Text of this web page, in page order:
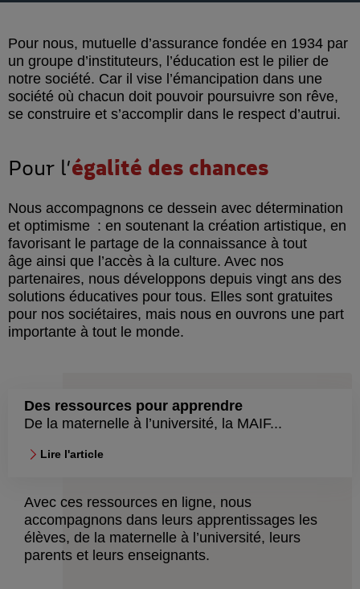
Pour nous, mutuelle d’assurance fondée en 1934 par
un groupe d’instituteurs, l’éducation est le pilier de
notre société. Car il vise l’émancipation dans une
société où chacun doit pouvoir poursuivre son rêve,
se construire et s’accomplir dans le respect d’autrui.
Pour l’égalité des chances
Nous accompagnons ce dessein avec détermination
et optimisme : en soutenant la création artistique, en
favorisant le partage de la connaissance à tout
âge ainsi que l’accès à la culture. Avec nos
partenaires, nous développons depuis vingt ans des
solutions éducatives pour tous. Elles sont gratuites
pour nos sociétaires, mais nous en ouvrons une part
importante à tout le monde.
Des ressources pour apprendre
De la maternelle à l’université, la MAIF...
Lire l'article
Avec ces ressources en ligne, nous
accompagnons dans leurs apprentissages les
élèves, de la maternelle à l’université, leurs
parents et leurs enseignants.